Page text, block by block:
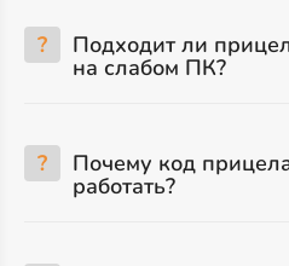
? Подходит ли
на слабом ПК?
? Почему код
работать?